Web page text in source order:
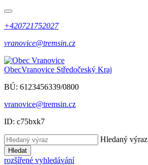
+420721752027
vranovice@tremsin.cz
ObecVranovice Středočeský Kraj
BÚ: 6123456339/0800
vranovice@tremsin.cz
ID: c75bxk7
Hledaný výraz
Hledat
rozšířené vyhledávání